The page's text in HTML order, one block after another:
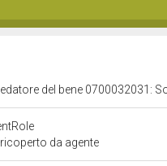
del bene 0700032031:
da agente